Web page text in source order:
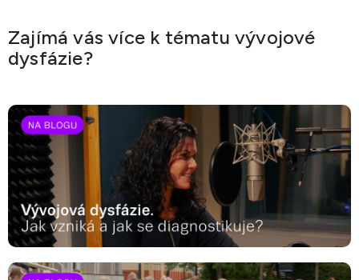
Zajímá vás více k tématu vývojové
dysfázie?